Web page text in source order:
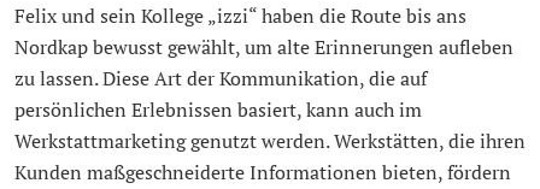
Felix und sein Kollege „izzi“ haben die Route bis ans
Nordkap bewusst gewählt, um alte Erinnerungen aufleben
zu lassen. Diese Art der Kommunikation, die auf
persönlichen Erlebnissen basiert, kann auch im
Werkstattmarketing genutzt werden. Werkstätten, die ihren
Kunden maßgeschneiderte Informationen bieten, fördern